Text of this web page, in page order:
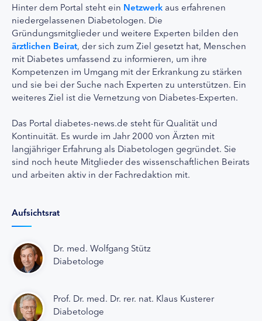
Hinter dem Portal steht ein Netzwerk aus erfahrenen
niedergelassenen Diabetologen. Die
Gründungsmitglieder und weitere Experten bilden den
ärztlichen Beirat, der sich zum Ziel gesetzt hat, Menschen
mit Diabetes umfassend zu informieren, um ihre
Kompetenzen im Umgang mit der Erkrankung zu stärken
und sie bei der Suche nach Experten zu unterstützen. Ein
weiteres Ziel ist die Vernetzung von Diabetes-Experten.
Das Portal diabetes-news.de steht für Qualität und
Kontinuität. Es wurde im Jahr 2000 von Ärzten mit
langjähriger Erfahrung als Diabetologen gegründet. Sie
sind noch heute Mitglieder des wissenschaftlichen Beirats
und arbeiten aktiv in der Fachredaktion mit.
Aufsichtsrat
Dr. med. Wolfgang Stütz
Diabetologe
Prof. Dr. med. Dr. rer. nat. Klaus Kusterer
Diabetologe